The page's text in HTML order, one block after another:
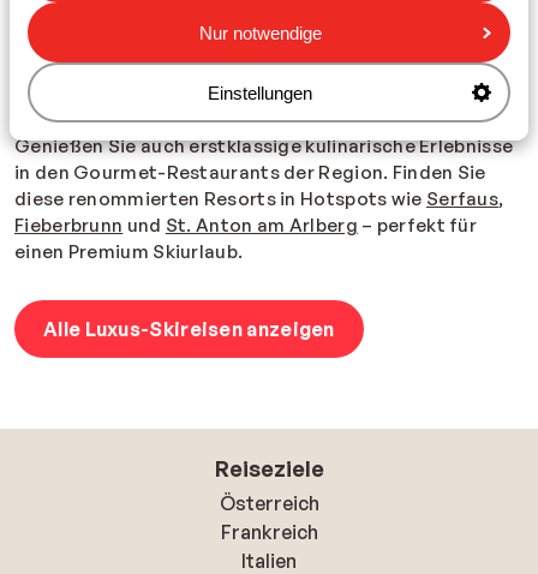
Nur notwendige
Einstellungen
Skifahrer mit dramatischen Höhenunterschieden und
malerischen Alpen-Dörfern. In Österreich erleben Sie
die exklusivenVaya Resorts, die außergewöhnliche
Wellness und Spa-Einrichtungen, luxuriöse Apartments
und den eleganten österreichischen Stil bieten.
Genießen Sie auch erstklassige kulinarische Erlebnisse
in den Gourmet-Restaurants der Region. Finden Sie
diese renommierten Resorts in Hotspots wie Serfaus,
Fieberbrunn und St. Anton am Arlberg – perfekt für
einen Premium Skiurlaub.
Alle Luxus-Skireisen anzeigen
Reiseziele
Österreich
Frankreich
Italien